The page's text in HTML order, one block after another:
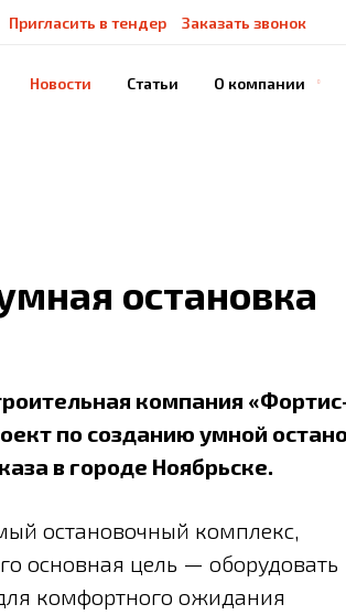
Пригласить в тендер Заказать звонок
Новости Статьи О компании
остановка
компания
по созданию умной
в городе Ноябрьске.
остановочный комплекс,
основная цель — оборудовать
комфортного ожидания